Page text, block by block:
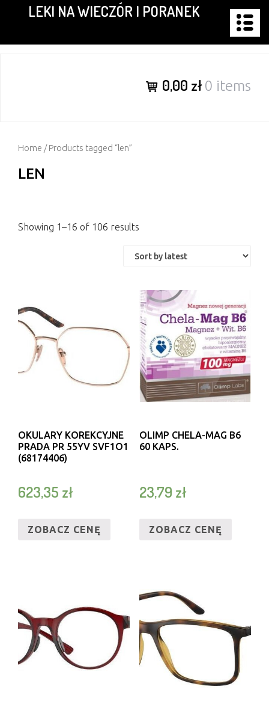
content
LEKI NA WIECZÓR I PORANEK
0,00 zł0 items
Home / Products tagged “len”
LEN
Showing 1–16 of 106 results
OKULARY KOREKCYJNE
PRADA PR 55YV SVF1O1
(68174406)
623,35 zł
ZOBACZ CENĘ
OLIMP CHELA-MAG B6
60 KAPS.
23,79 zł
ZOBACZ CENĘ